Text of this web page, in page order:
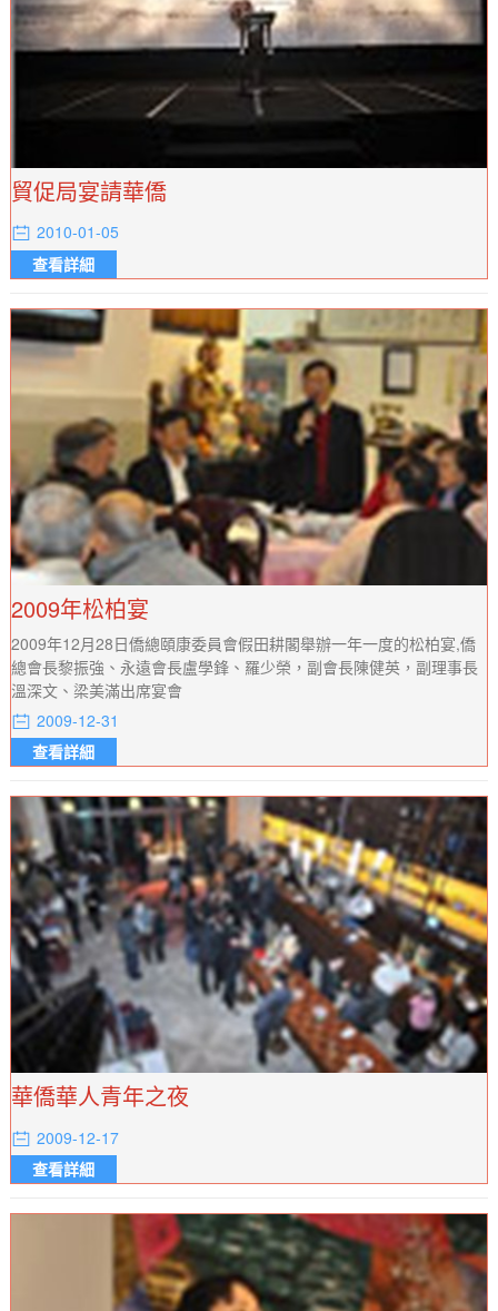
貿促局宴請華僑
2010-01-05
查看詳細
2009年松柏宴
2009年12月28日僑總頤康委員會假田耕閣舉辦一年一度的松柏宴,僑
總會長黎振強、永遠會長盧學鋒、羅少榮，副會長陳健英，副理事長
溫深文、梁美滿出席宴會
2009-12-31
查看詳細
華僑華人青年之夜
2009-12-17
查看詳細